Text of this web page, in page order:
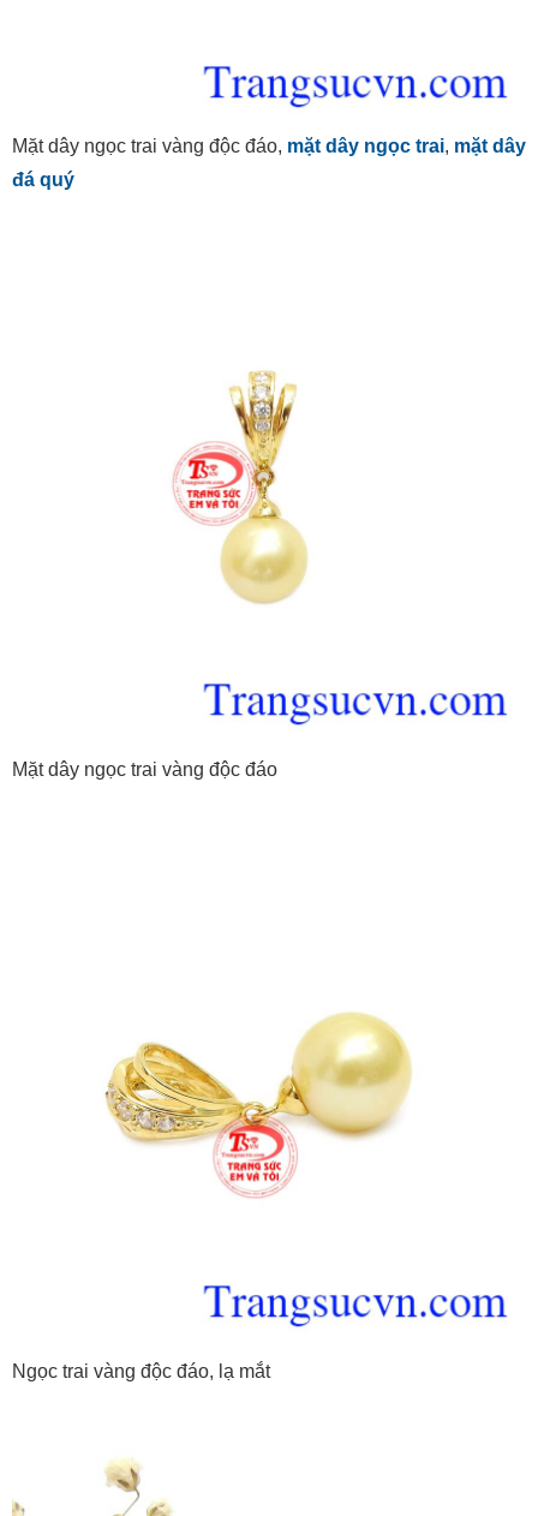
Mặt dây ngọc trai vàng độc đáo, mặt dây ngọc trai, mặt dây
đá quý
Mặt dây ngọc trai vàng độc đáo
Ngọc trai vàng độc đáo, lạ mắt